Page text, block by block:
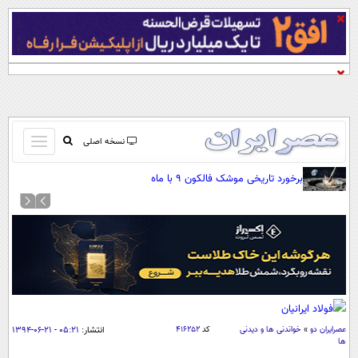
نسخه اصلی
باز
و
کردن
صفحه اول
نظرسنجی
آب و هوا
برخورد تاریخی موشک فالکون ۹ با ماه
عصرايران دو » خواندنی ها و دیدنی
ها
کد ۴۱۶۲۵۲ انتشار: ۰۵:۲۱ - ۲۱-۰۶-۱۳۹۴